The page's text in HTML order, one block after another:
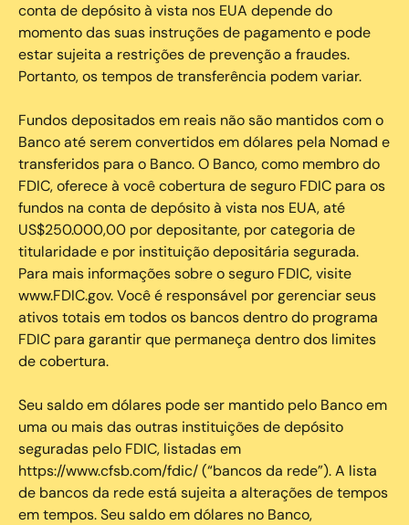
conta de depósito à vista nos EUA depende do
momento das suas instruções de pagamento e pode
estar sujeita a restrições de prevenção a fraudes.
Portanto, os tempos de transferência podem variar.
Fundos depositados em reais não são mantidos com o
Banco até serem convertidos em dólares pela Nomad e
transferidos para o Banco. O Banco, como membro do
FDIC, oferece à você cobertura de seguro FDIC para os
fundos na conta de depósito à vista nos EUA, até
US$250.000,00 por depositante, por categoria de
titularidade e por instituição depositária segurada.
Para mais informações sobre o seguro FDIC, visite
www.FDIC.gov. Você é responsável por gerenciar seus
ativos totais em todos os bancos dentro do programa
FDIC para garantir que permaneça dentro dos limites
de cobertura.
Seu saldo em dólares pode ser mantido pelo Banco em
uma ou mais das outras instituições de depósito
seguradas pelo FDIC, listadas em
https://www.cfsb.com/fdic/ (“bancos da rede”). A lista
de bancos da rede está sujeita a alterações de tempos
em tempos. Seu saldo em dólares no Banco,